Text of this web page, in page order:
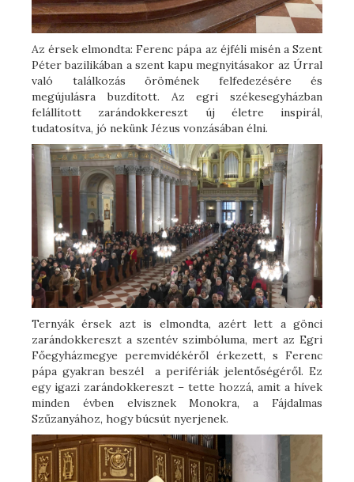
Az érsek elmondta: Ferenc pápa az éjféli misén a Szent
Péter bazilikában a szent kapu megnyitásakor az Úrral
való találkozás örömének felfedezésére és
megújulásra buzdított. Az egri székesegyházban
felállított zarándokkereszt új életre inspirál,
tudatosítva, jó nekünk Jézus vonzásában élni.
Ternyák érsek azt is elmondta, azért lett a gönci
zarándokkereszt a szentév szimbóluma, mert az Egri
Főegyházmegye peremvidékéről érkezett, s Ferenc
pápa gyakran beszél a perifériák jelentőségéről. Ez
egy igazi zarándokkereszt – tette hozzá, amit a hívek
minden évben elvisznek Monokra, a Fájdalmas
Szűzanyához, hogy búcsút nyerjenek.